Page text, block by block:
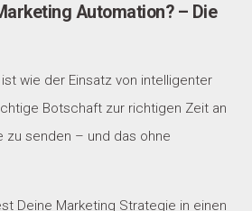
Automation? – Die
wie der Einsatz von intelligenter
Botschaft zur richtigen Zeit an
zu senden – und das ohne
Deine Marketing Strategie in einen